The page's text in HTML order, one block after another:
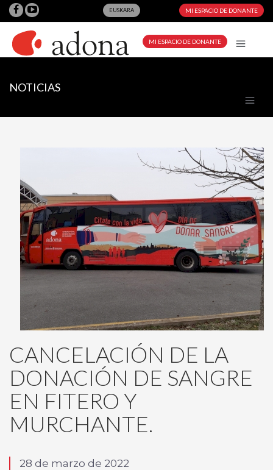
EUSKARA MI ESPACIO DE DONANTE
MI ESPACIO DE DONANTE
NOTICIAS
CANCELACIÓN DE LA
DONACIÓN DE SANGRE
EN FITERO Y
MURCHANTE.
28 de marzo de 2022